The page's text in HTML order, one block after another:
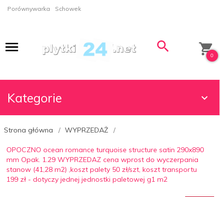
Porównywarka Schowek
0
Kategorie
Strona główna WYPRZEDAŻ
OPOCZNO ocean romance turquoise structure satin 290x890
mm Opak. 1.29 WYPRZEDAZ cena wprost do wyczerpania
stanow (41,28 m2) ,koszt palety 50 zł/szt, koszt transportu
199 zł - dotyczy jednej jednostki paletowej g1 m2